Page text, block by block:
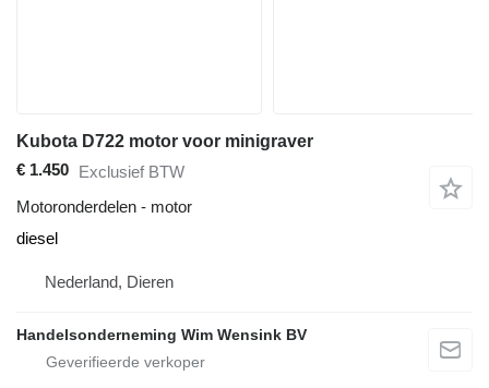
Kubota D722 motor voor minigraver
€ 1.450 Exclusief BTW
Motoronderdelen - motor
diesel
Nederland, Dieren
Handelsonderneming Wim Wensink BV